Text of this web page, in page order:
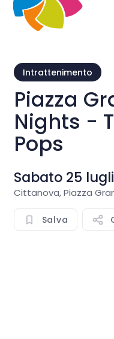
Intrattenimento
Piazza
Nights -
Pops
Sabato 25
Cittanova, Piazza
Salva